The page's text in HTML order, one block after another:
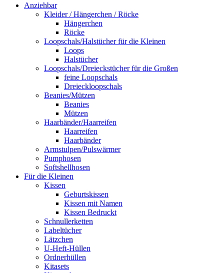
Anziehbar
Kleider / Hängerchen / Röcke
Hängerchen
Röcke
Loopschals/Halstücher für die Kleinen
Loops
Halstücher
Loopschals/Dreieckstücher für die Großen
feine Loopschals
Dreieckloopschals
Beanies/Mützen
Beanies
Mützen
Haarbänder/Haarreifen
Haarreifen
Haarbänder
Armstulpen/Pulswärmer
Pumphosen
Softshellhosen
Für die Kleinen
Kissen
Geburtskissen
Kissen mit Namen
Kissen Bedruckt
Schnullerketten
Labeltücher
Lätzchen
U-Heft-Hüllen
Ordnerhüllen
Kitasets